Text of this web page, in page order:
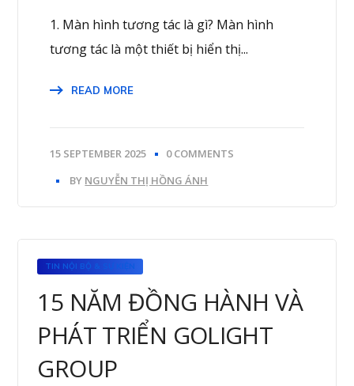
1. Màn hình tương tác là gì? Màn hình
tương tác là một thiết bị hiển thị...
READ MORE
15 SEPTEMBER 2025
0 COMMENTS
BY NGUYỄN THỊ HỒNG ÁNH
TIN NỘI BỘ & SỰ KIỆN
15 NĂM ĐỒNG HÀNH VÀ
PHÁT TRIỂN GOLIGHT
GROUP